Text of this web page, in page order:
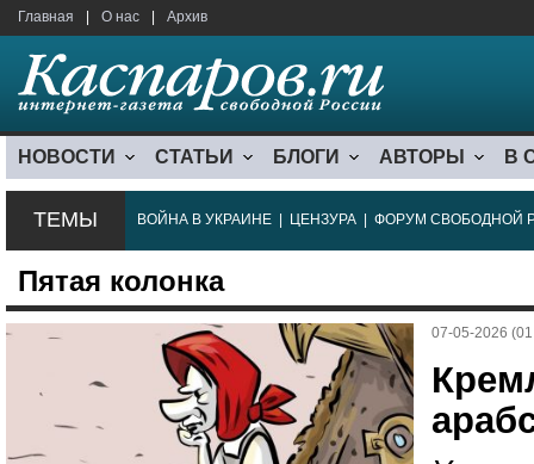
Главная О нас Архив
НОВОСТИ СТАТЬИ БЛОГИ АВТОРЫ В
ТЕМЫ ВОЙНА В УКРАИНЕ ЦЕНЗУРА ФОРУМ СВОБОДНОЙ
Пятая колонка
07-05-2026